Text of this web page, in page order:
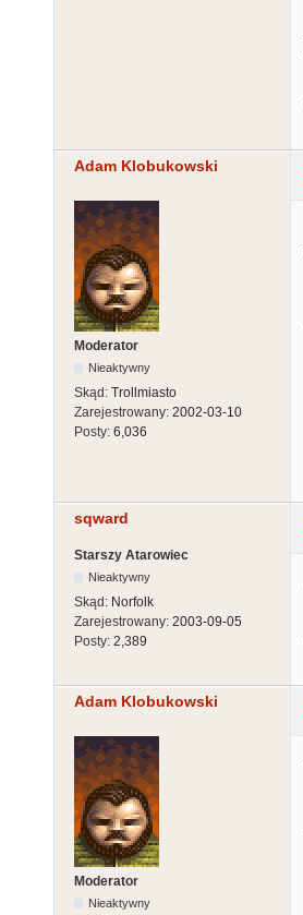
Adam Klobukowski
Moderator
Nieaktywny
Skąd: Trollmiasto
Zarejestrowany: 2002-03-10
Posty: 6,036
sqward
Starszy Atarowiec
Nieaktywny
Skąd: Norfolk
Zarejestrowany: 2003-09-05
Posty: 2,389
Adam Klobukowski
Moderator
Nieaktywny